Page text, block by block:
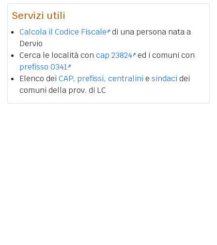
Servizi utili
Calcola il Codice Fiscale di una persona nata a
Dervio
Cerca le località con cap 23824 ed i comuni con
prefisso 0341
Elenco dei CAP, prefissi, centralini e sindaci dei
comuni della prov. di LC